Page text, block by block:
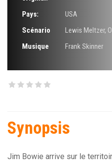
Pays:
USA
Scénario
Lewis Meltzer,
Musique
Frank Skinner
Synopsis
Jim Bowie arrive sur le